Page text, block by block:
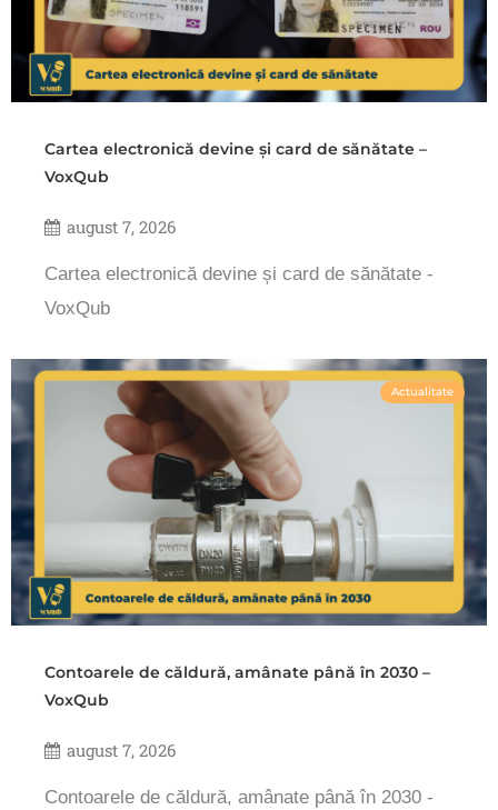
Cartea electronică devine și card de sănătate –
VoxQub
august 7, 2026
Cartea electronică devine și card de sănătate -
VoxQub
Actualitate
Contoarele de căldură, amânate până în 2030 –
VoxQub
august 7, 2026
Contoarele de căldură, amânate până în 2030 -